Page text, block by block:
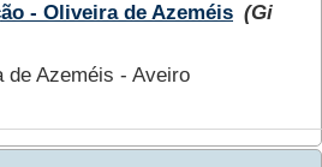
- Oliveira de Azeméis (Gi
de Azeméis - Aveiro